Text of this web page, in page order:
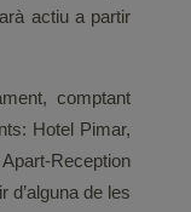
actiu a partir
comptant
Hotel Pimar,
Reception
d’alguna de les